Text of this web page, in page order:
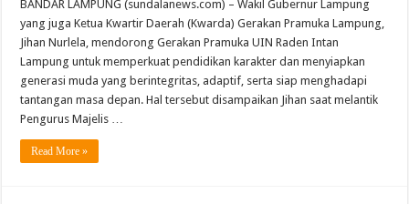
BANDAR LAMPUNG (sundalanews.com) – Wakil Gubernur Lampung
yang juga Ketua Kwartir Daerah (Kwarda) Gerakan Pramuka Lampung,
Jihan Nurlela, mendorong Gerakan Pramuka UIN Raden Intan
Lampung untuk memperkuat pendidikan karakter dan menyiapkan
generasi muda yang berintegritas, adaptif, serta siap menghadapi
tantangan masa depan. Hal tersebut disampaikan Jihan saat melantik
Pengurus Majelis …
Read More »